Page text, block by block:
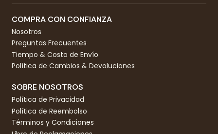
COMPRA CON CONFIANZA
Nosotros
Preguntas Frecuentes
Tiempo & Costo de Envío
Política de Cambios & Devoluciones
SOBRE NOSOTROS
Política de Privacidad
Política de Reembolso
Términos y Condiciones